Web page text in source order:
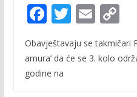
F
ac
e
b
T
itt
E
m
ai
C
o
p
Obavještavaju se takmičari
amura’ da će se 3. kolo
godine na